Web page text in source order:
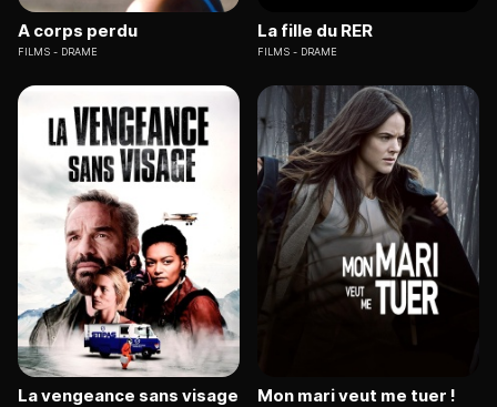
A corps perdu
FILMS DRAME
La fille du RER
FILMS DRAME
La vengeance sans visage Mon mari veut me tuer !